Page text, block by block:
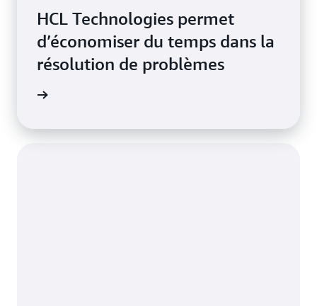
HCL Technologies permet
d’économiser du temps dans la
résolution de problèmes